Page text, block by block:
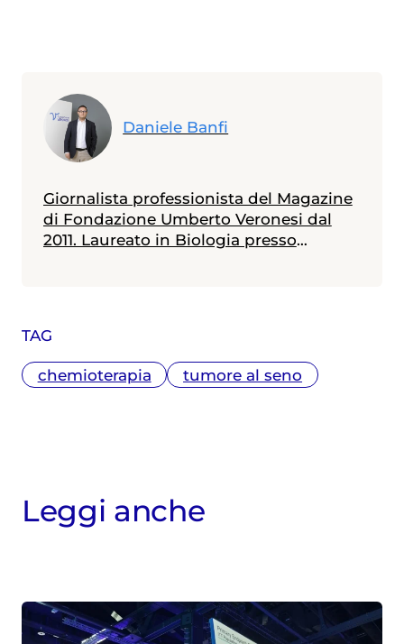
TAG
chemioterapia tumore al seno
Leggi anche
Daniele Banfi
Giornalista professionista del Magazine
di Fondazione Umberto Veronesi dal
2011. Laureato in Biologia presso
Scienza ottenuto presso l'Università La
Sapienza di Roma. In questi anni ha
seguito i principali congressi mondiali
la nascita dei nuovi antivirali contro il
virus dell’epatite C, la rivoluzione dei
d’azione per HIV. Dal 2020 ha inoltre
contribuito al racconto della pandemia